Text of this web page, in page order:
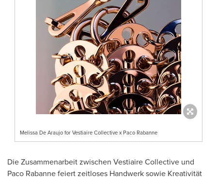
Melissa De Araujo for Vestiaire Collective x Paco Rabanne
Die Zusammenarbeit zwischen Vestiaire Collective und
Paco Rabanne feiert zeitloses Handwerk sowie Kreativität